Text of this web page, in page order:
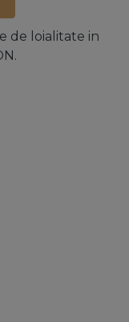
de loialitate in